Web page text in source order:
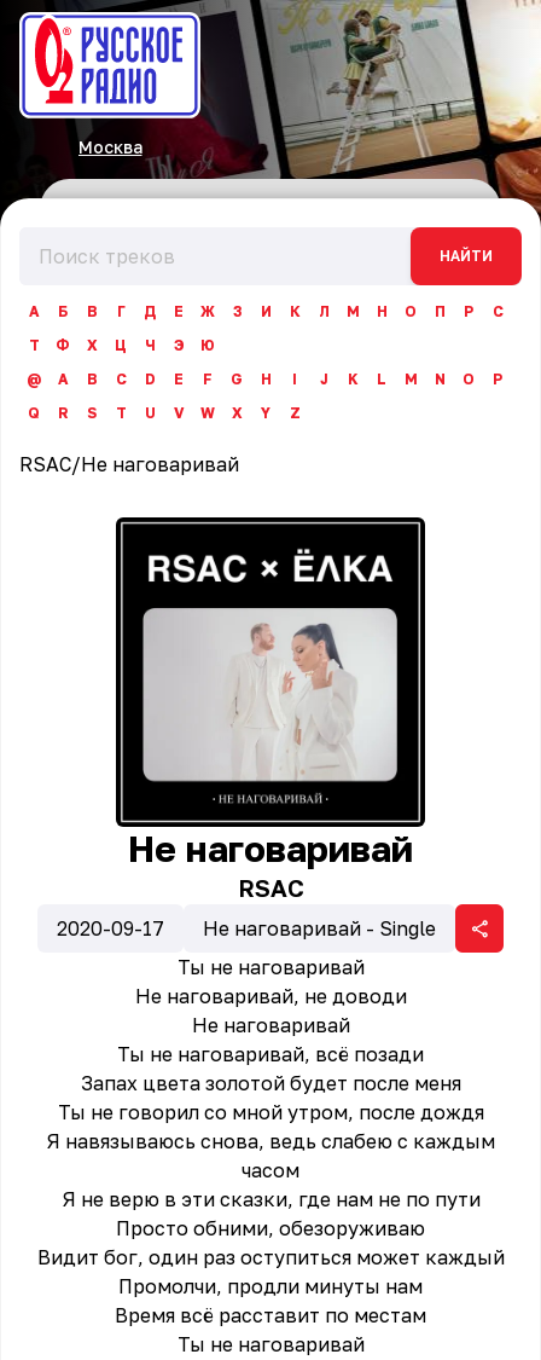
Москва
НАЙТИ
А Б В Г Д Е Ж З И К Л М Н О П Р
С
Т
Ф Х Ц Ч Э
Ю
@
A B C D E F G H I J K L M N O
P
Q
R S T U V W X Y Z
RSAC/Не наговаривай
Не наговаривай
RSAC
2020-09-17
Не наговаривай - Single
Ты не наговаривай
Не наговаривай, не доводи
Не наговаривай
Ты не наговаривай, всё позади
Запах цвета золотой будет после меня
Ты не говорил со мной утром, после дождя
Я навязываюсь снова, ведь слабею с каждым
часом
Я не верю в эти сказки, где нам не по пути
Просто обними, обезоруживаю
Видит бог, один раз оступиться может каждый
Промолчи, продли минуты нам
Время всё расставит по местам
Ты не наговаривай